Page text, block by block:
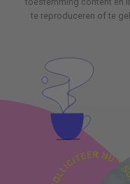
te reproduceren of te